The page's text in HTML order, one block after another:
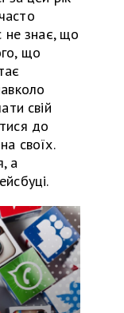
не знає, що
що
свій
до
своїх.
а